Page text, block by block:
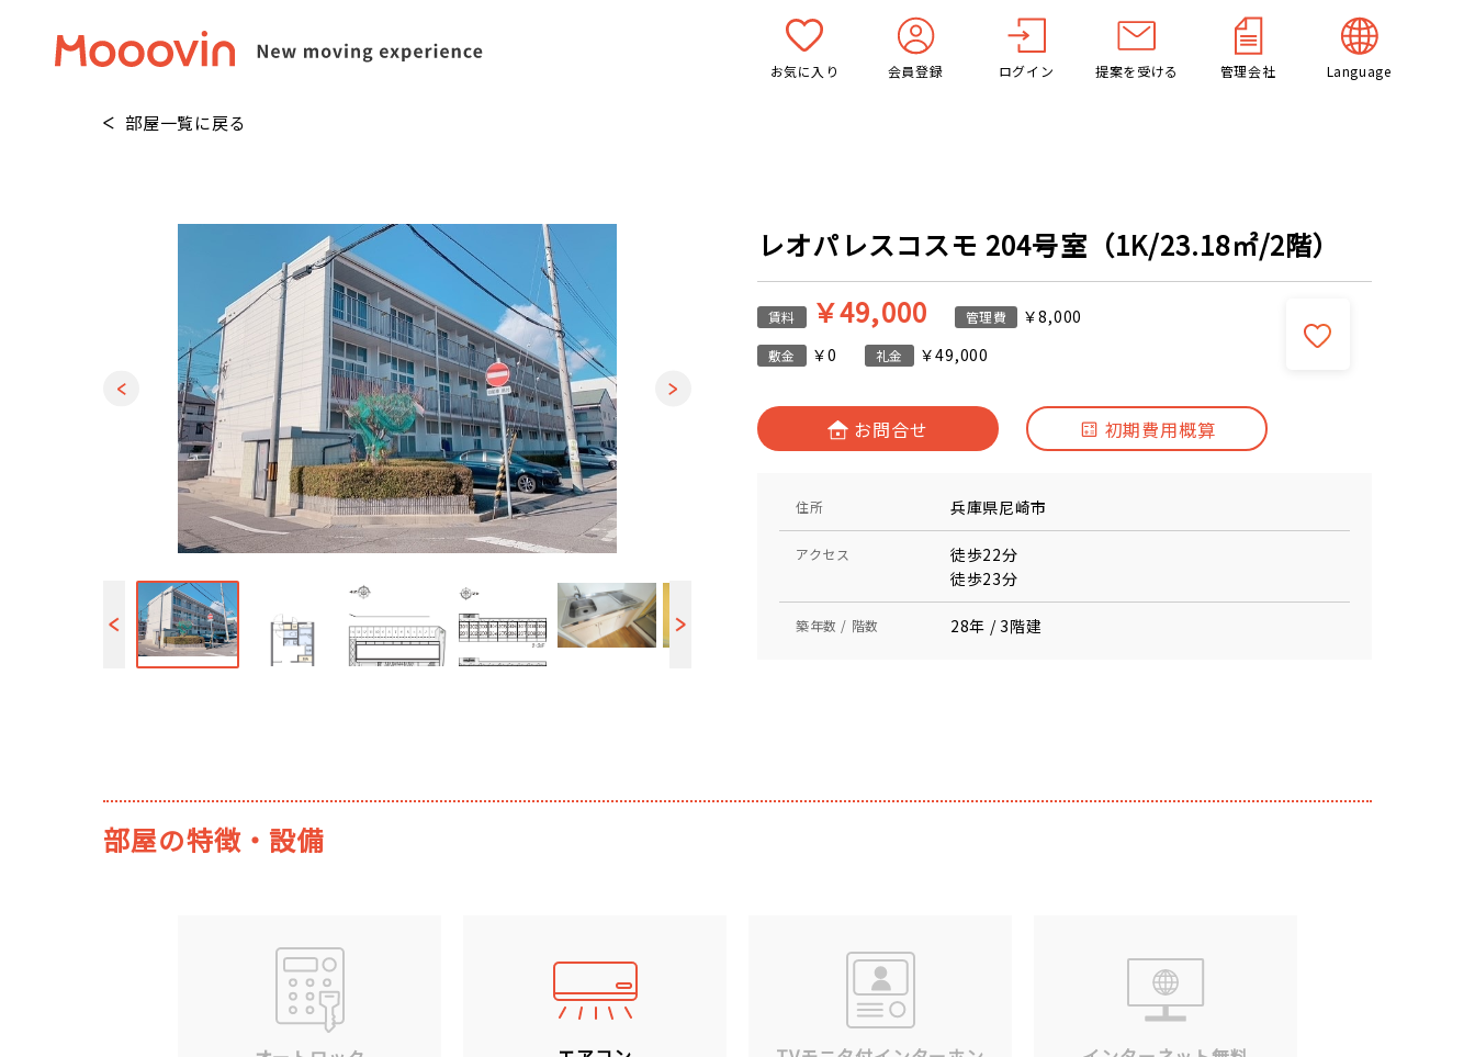
お気に入り 会員登録 ログイン 提案を受ける 管理会社 Language
部屋一覧に戻る
レオパレスコスモ 204号室（1K/23.18㎡/2階）
賃料 ￥49,000 管理費 ￥8,000
敷金 ￥0 礼金 ￥49,000
お問合せ 初期費用概算
住所 兵庫県尼崎市
アクセス
徒歩22分
徒歩23分
築年数 / 階数 28年 / 3階建
部屋の特徴・設備